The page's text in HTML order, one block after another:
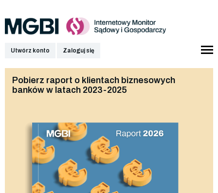
Utwórz konto Zaloguj się
Pobierz raport o klientach biznesowych
banków w latach 2023-2025